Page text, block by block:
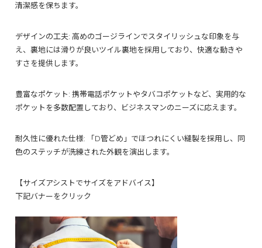
清潔感を保ちます。
デザインの工夫: 高めのゴージラインでスタイリッシュな印象を与
え、裏地には滑りが良いツイル裏地を採用しており、快適な動きや
すさを提供します。
豊富なポケット: 携帯電話ポケットやタバコポケットなど、実用的な
ポケットを多数配置しており、ビジネスマンのニーズに応えます。
耐久性に優れた仕様: 「D管どめ」でほつれにくい縫製を採用し、同
色のステッチが洗練された外観を演出します。
【サイズアシストでサイズをアドバイス】
下記バナーをクリック